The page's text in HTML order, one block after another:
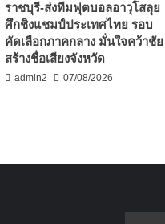
ราชบุรี-ส่งทีมฟุตบอลอาวุโสลุย
ศึกชิงแชมป์ประเทศไทย รอบ
คัดเลือกภาคกลาง มั่นใจคว้าชัย
สร้างชื่อเสียงจังหวัด
admin2 07/08/2026